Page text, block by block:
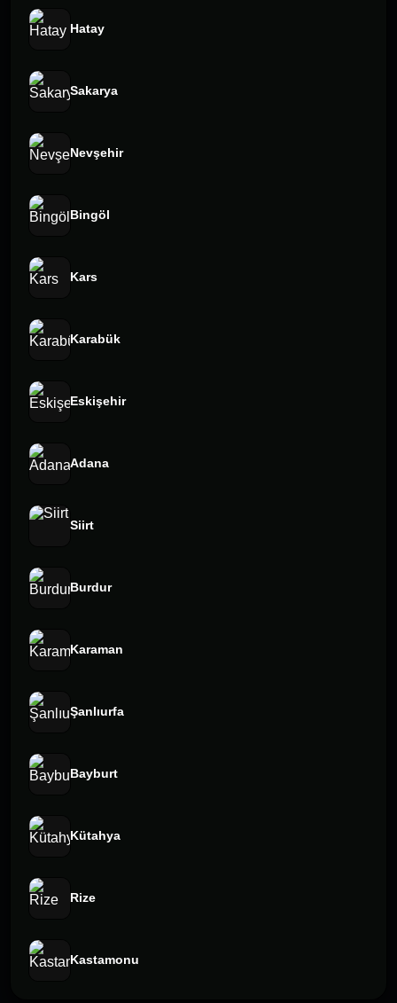
Hatay
Sakarya
Nevşehir
Bingöl
Kars
Karabük
Eskişehir
Adana
Siirt
Burdur
Karaman
Şanlıurfa
Bayburt
Kütahya
Rize
Kastamonu